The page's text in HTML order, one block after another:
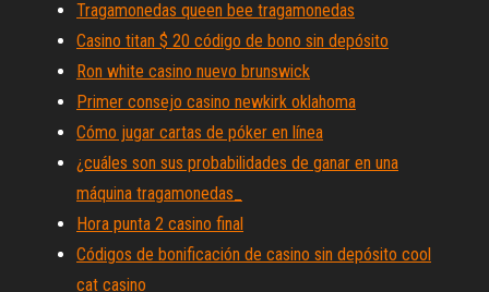
Tragamonedas queen bee tragamonedas
Casino titan $ 20 código de bono sin depósito
Ron white casino nuevo brunswick
Primer consejo casino newkirk oklahoma
Cómo jugar cartas de póker en línea
¿cuáles son sus probabilidades de ganar en una
máquina tragamonedas_
Hora punta 2 casino final
Códigos de bonificación de casino sin depósito cool
cat casino